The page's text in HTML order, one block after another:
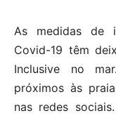
As medidas de
Covid-19 têm
Inclusive no
próximos às
nas redes